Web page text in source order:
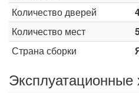
Количество дверей
Количество мест
Страна сборки
Эксплуатационные